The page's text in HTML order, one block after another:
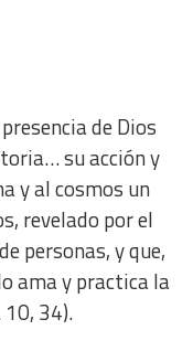
de Dios
suacción y
y al cosmos un
revelado por el
personas, y que,
ama y practica la
10, 34).